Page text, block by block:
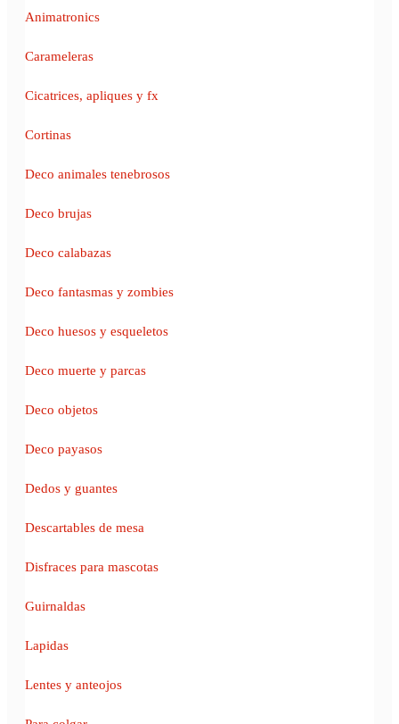
Animatronics
Carameleras
Cicatrices, apliques y fx
Cortinas
Deco animales tenebrosos
Deco brujas
Deco calabazas
Deco fantasmas y zombies
Deco huesos y esqueletos
Deco muerte y parcas
Deco objetos
Deco payasos
Dedos y guantes
Descartables de mesa
Disfraces para mascotas
Guirnaldas
Lapidas
Lentes y anteojos